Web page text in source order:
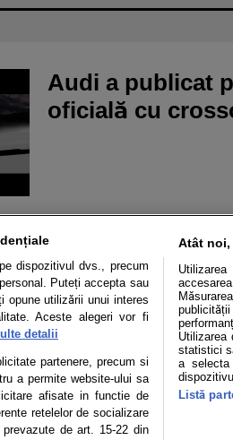
Audi a publicat
oficială cu
Mașini electrice Utile
de confidentialitate Politica
dispozitivul dvs., precum
Puteți accepta sau
opune utilizării unui interes
Aceste alegeri vor fi
detalii
partenere, precum si
a permite website-ului sa
afisate in functie de
retelelor de socializare
de art. 15-22 din
Atât noi,
Utilizarea
statistici
a selecta
Listă